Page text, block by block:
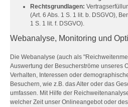
Rechtsgrundlagen:
(Art. 6 Abs. 1 S. 1 lit. b. DSGVO),
1 S. 1 lit. f. DSGVO).
Webanalyse, Monitoring und
Die Webanalyse (auch als
Auswertung der Besucherströme unseres
Verhalten, Interessen oder
Besuchern, wie z.B. das Alter oder das
umfassen. Mit Hilfe der
welcher Zeit unser Onlineangebot oder